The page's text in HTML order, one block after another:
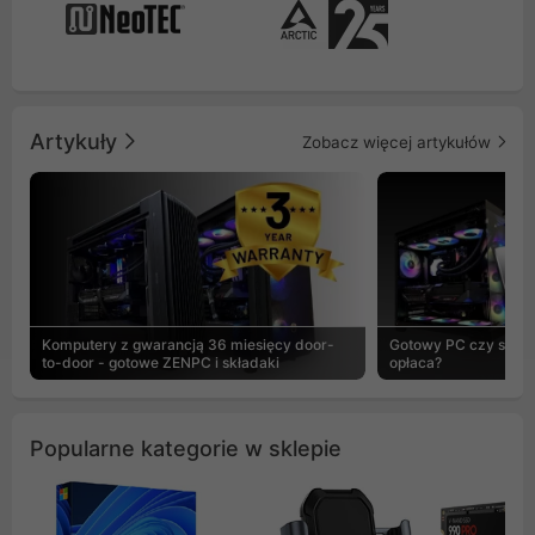
Artykuły Zobacz więcej artykułów
Komputery z gwarancją 36 miesięcy door-
to-door - gotowe ZENPC i składaki
Gotowy PC czy
opłaca?
Popularne kategorie w sklepie